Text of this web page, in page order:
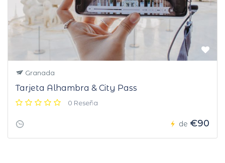
Granada
Tarjeta Alhambra & City Pass
0 Reseña
de €90